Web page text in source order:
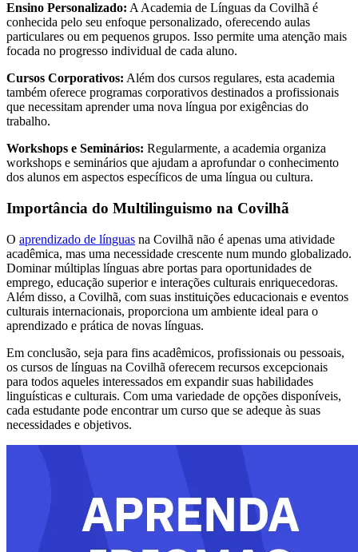
Ensino Personalizado: A Academia de Línguas da Covilhã é
conhecida pelo seu enfoque personalizado, oferecendo aulas
particulares ou em pequenos grupos. Isso permite uma atenção mais
focada no progresso individual de cada aluno.
Cursos Corporativos: Além dos cursos regulares, esta academia
também oferece programas corporativos destinados a profissionais
que necessitam aprender uma nova língua por exigências do
trabalho.
Workshops e Seminários: Regularmente, a academia organiza
workshops e seminários que ajudam a aprofundar o conhecimento
dos alunos em aspectos específicos de uma língua ou cultura.
Importância do Multilinguismo na Covilhã
O aprendizado de línguas na Covilhã não é apenas uma atividade
acadêmica, mas uma necessidade crescente num mundo globalizado.
Dominar múltiplas línguas abre portas para oportunidades de
emprego, educação superior e interações culturais enriquecedoras.
Além disso, a Covilhã, com suas instituições educacionais e eventos
culturais internacionais, proporciona um ambiente ideal para o
aprendizado e prática de novas línguas.
Em conclusão, seja para fins acadêmicos, profissionais ou pessoais,
os cursos de línguas na Covilhã oferecem recursos excepcionais
para todos aqueles interessados em expandir suas habilidades
linguísticas e culturais. Com uma variedade de opções disponíveis,
cada estudante pode encontrar um curso que se adeque às suas
necessidades e objetivos.